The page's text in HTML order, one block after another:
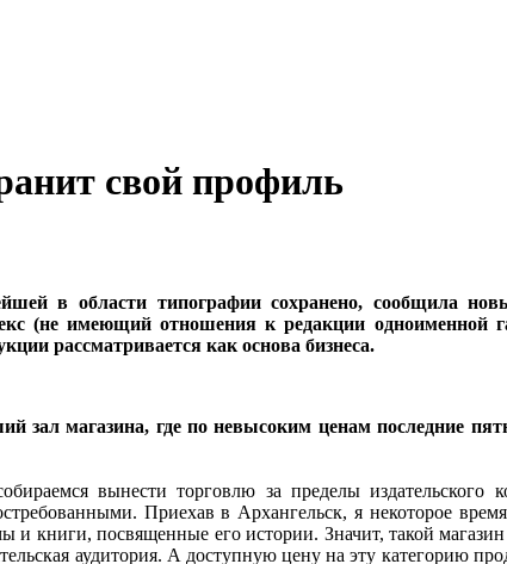
свой профиль
в области типографии сохранено, сообщила
(не имеющий отношения к редакции одноименной
рассматривается как основа бизнеса.
зал магазина, где по невысоким ценам последние
вынести торговлю за пределы издательского
Приехав в Архангельск, я некоторое
книги, посвященные его истории. Значит, такой
аудитория. А доступную цену на эту категорию